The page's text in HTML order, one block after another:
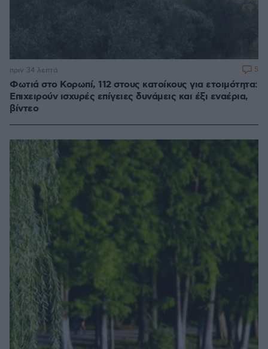
Φωτιά στο Κορωπί, 112 στους κατοίκους για ετοιμότητα:
Επιχειρούν ισχυρές επίγειες δυνάμεις και έξι εναέρια,
βίντεο
πριν 34 λεπτά 5